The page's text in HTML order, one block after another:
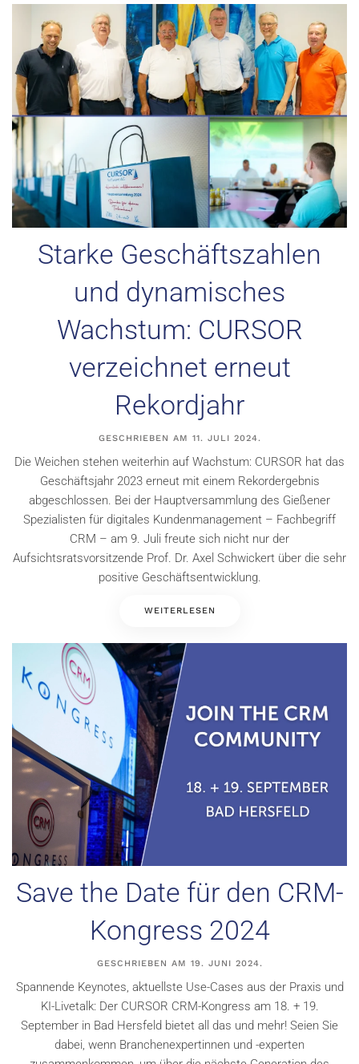
Starke Geschäftszahlen
und dynamisches
Wachstum: CURSOR
verzeichnet erneut
Rekordjahr
GESCHRIEBEN AM 11. JULI 2024.
Die Weichen stehen weiterhin auf Wachstum: CURSOR hat das
Geschäftsjahr 2023 erneut mit einem Rekordergebnis
abgeschlossen. Bei der Hauptversammlung des Gießener
Spezialisten für digitales Kundenmanagement – Fachbegriff
CRM – am 9. Juli freute sich nicht nur der
Aufsichtsratsvorsitzende Prof. Dr. Axel Schwickert über die sehr
positive Geschäftsentwicklung.
WEITERLESEN
Save the Date für den CRM-
Kongress 2024
GESCHRIEBEN AM 19. JUNI 2024.
Spannende Keynotes, aktuellste Use-Cases aus der Praxis und
KI-Livetalk: Der CURSOR CRM-Kongress am 18. + 19.
September in Bad Hersfeld bietet all das und mehr! Seien Sie
dabei, wenn Branchenexpertinnen und -experten